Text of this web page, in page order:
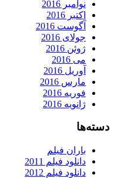
نوامبر 2016
اکتبر 2016
آگوست 2016
جولای 2016
ژوئن 2016
می 2016
آوریل 2016
مارس 2016
فوریه 2016
ژانویه 2016
دسته‌ها
باران فیلم
دانلود فیلم 2011
دانلود فیلم 2012